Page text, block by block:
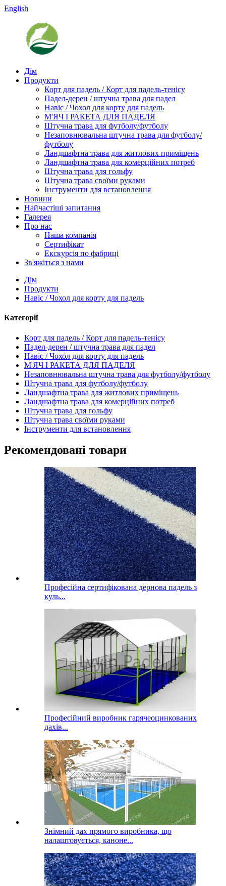
English
Дім
Продукти
Корт для падель / Корт для падель-тенісу
Падел-дерен / штучна трава для падел
Навіс / Чохол для корту для падель
М'ЯЧ І РАКЕТА ДЛЯ ПАДЕЛЯ
Штучна трава для футболу/футболу
Незаповнювальна штучна трава для футболу/
футболу
Ландшафтна трава для житлових приміщень
Ландшафтна трава для комерційних потреб
Штучна трава для гольфу
Штучна трава своїми руками
Інструменти для встановлення
Новини
Найчастіші запитання
Галерея
Про нас
Наша компанія
Сертифікат
Екскурсія по фабриці
Зв'яжіться з нами
Дім
Продукти
Навіс / Чохол для корту для падель
Категорії
Корт для падель / Корт для падель-тенісу
Падел-дерен / штучна трава для падел
Навіс / Чохол для корту для падель
М'ЯЧ І РАКЕТА ДЛЯ ПАДЕЛЯ
Незаповнювальна штучна трава для футболу/футболу
Штучна трава для футболу/футболу
Ландшафтна трава для житлових приміщень
Ландшафтна трава для комерційних потреб
Штучна трава для гольфу
Штучна трава своїми руками
Інструменти для встановлення
Рекомендовані товари
Професійна сертифікована дернова падель з
куль...
Професійний виробник гарячеоцинкованих
дахів...
Знімний дах прямого виробника, що
налаштовується, каноне...